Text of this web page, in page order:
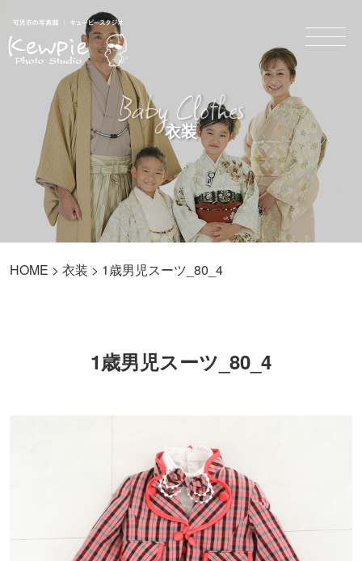
Baby Clothes
衣装
HOME > 衣装 > 1歳男児スーツ_80_4
1歳男児スーツ_80_4